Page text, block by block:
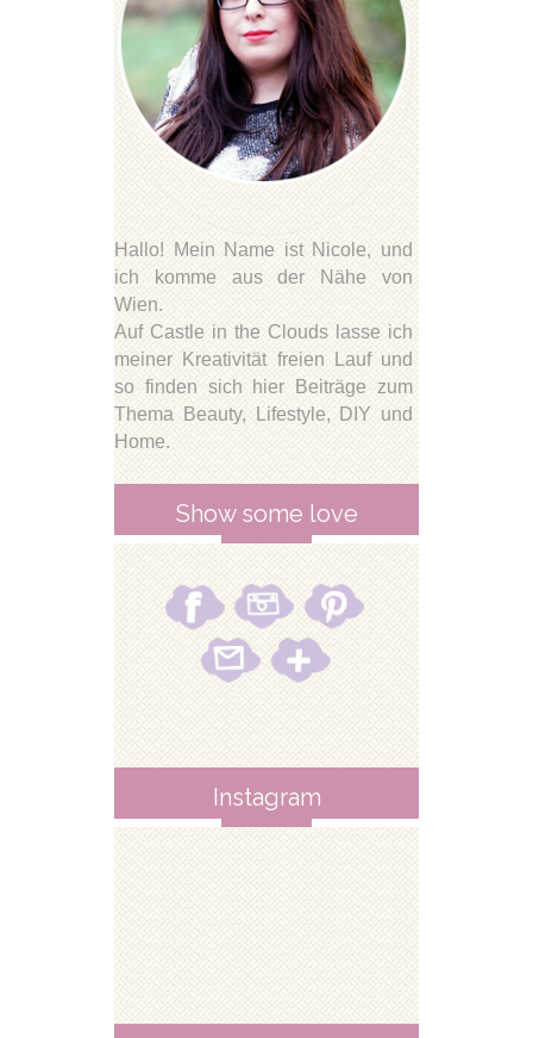
Hallo! Mein Name ist Nicole, und
ich komme aus der Nähe von
Wien.
Auf Castle in the Clouds lasse ich
meiner Kreativität freien Lauf und
so finden sich hier Beiträge zum
Thema Beauty, Lifestyle, DIY und
Home.
Show some love
Instagram